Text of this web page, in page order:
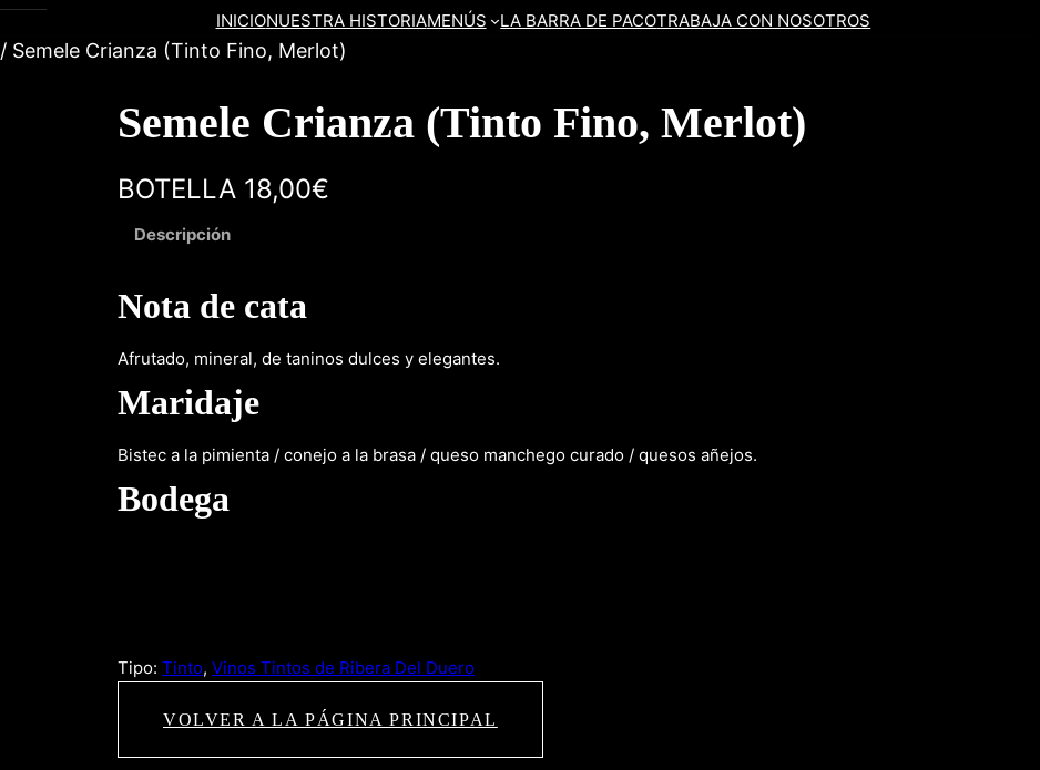
INICIONUESTRA HISTORIAMENÚS LA BARRA DE PACOTRABAJA CON NOSOTROS
/ Semele Crianza (Tinto Fino, Merlot)
Semele Crianza (Tinto Fino, Merlot)
BOTELLA 18,00€
Descripción
Nota de cata
Afrutado, mineral, de taninos dulces y elegantes.
Maridaje
Bistec a la pimienta / conejo a la brasa / queso manchego curado / quesos añejos.
Bodega
Tipo: Tinto, Vinos Tintos de Ribera Del Duero
VOLVER A LA PÁGINA PRINCIPAL